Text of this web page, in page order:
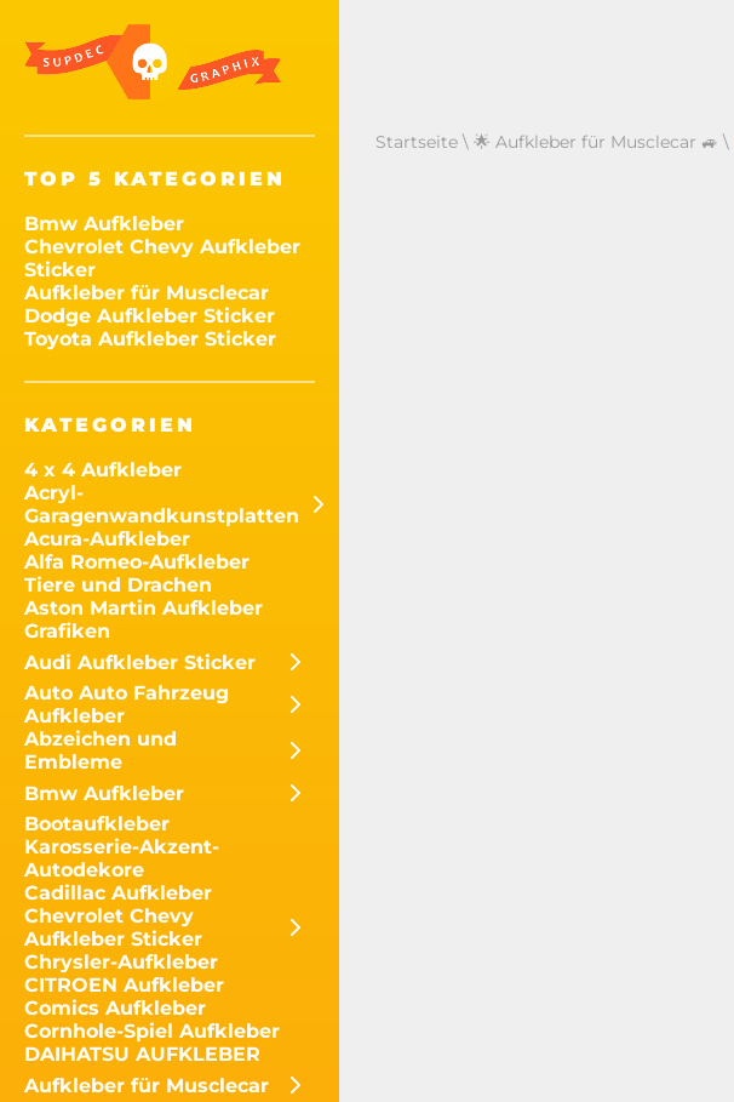
TOP 5 KATEGORIEN
Bmw Aufkleber
Chevrolet Chevy Aufkleber
Sticker
Aufkleber für Musclecar
Dodge Aufkleber Sticker
Toyota Aufkleber Sticker
KATEGORIEN
4 x 4 Aufkleber
Acryl-
Garagenwandkunstplatten
Acura-Aufkleber
Alfa Romeo-Aufkleber
Tiere und Drachen
Aston Martin Aufkleber
Grafiken
Audi Aufkleber Sticker
Auto Auto Fahrzeug
Aufkleber
Abzeichen und
Embleme
Bmw Aufkleber
Bootaufkleber
Karosserie-Akzent-
Autodekore
Cadillac Aufkleber
Chevrolet Chevy
Aufkleber Sticker
Chrysler-Aufkleber
CITROEN Aufkleber
Comics Aufkleber
Cornhole-Spiel Aufkleber
DAIHATSU AUFKLEBER
Aufkleber für Musclecar
Startseite \ 🌟 Aufkleber für Musclecar 🚙 \